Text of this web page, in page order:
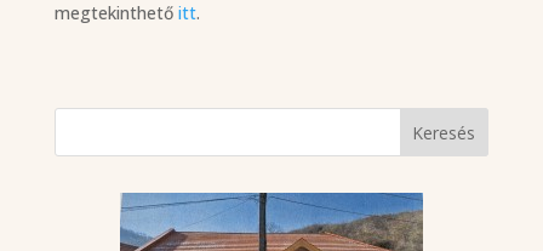
megtekinthető itt.